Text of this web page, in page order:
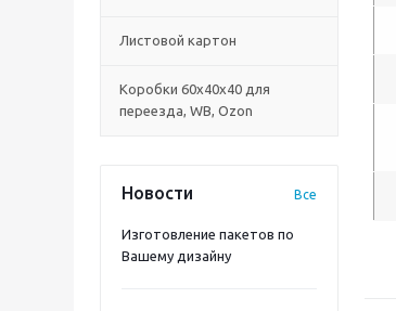
Листовой картон
Коробки 60х40х40 для
переезда, WB, Ozon
Новости Все
Изготовление пакетов по
Вашему дизайну